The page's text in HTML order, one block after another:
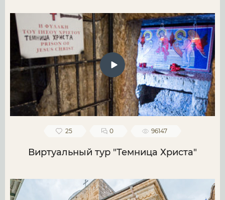
25 0 96147
Виртуальный тур "Темница Христа"